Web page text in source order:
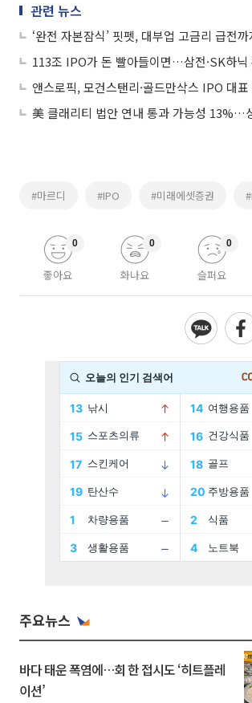
관련 뉴스
113조 IPO가 돈 빨아들이면…삼전·SK하닉
앤스로픽, 모건스탠리·골드만삭스 IPO 대
#마르디 #IPO #미래에셋증권
좋아요
0
화나요
0
슬퍼요
0
주요뉴스
바다 태운 폭염에…회 한 접시도 ‘히트플레
이션’